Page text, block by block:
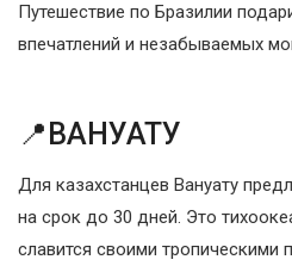
Путешествие по Бразилии
впечатлений и незабываемых
📍ВАНУАТУ
Для казахстанцев Вануату
на срок до 30 дней. Это
славится своими тропическими